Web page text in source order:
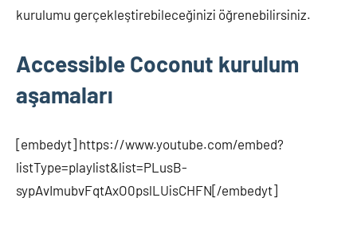
kurulumu gerçekleştirebileceğinizi öğrenebilirsiniz.
Accessible Coconut kurulum
aşamaları
[embedyt] https://www.youtube.com/embed?
listType=playlist&list=PLusB-
sypAvImubvFqtAxO0pslLUisCHFN[/embedyt]